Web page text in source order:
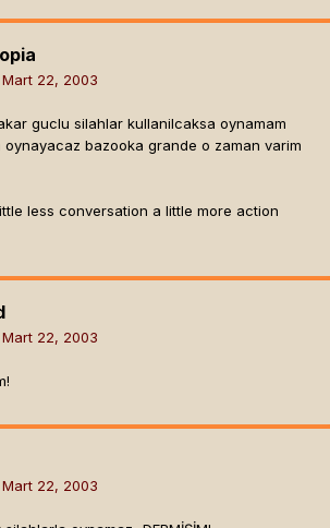
Mart 22, 2003
guclu silahlar kullanilcaksa oynamam
bazooka grande o zaman varim
less conversation a little more action
Mart 22, 2003
Mart 22, 2003